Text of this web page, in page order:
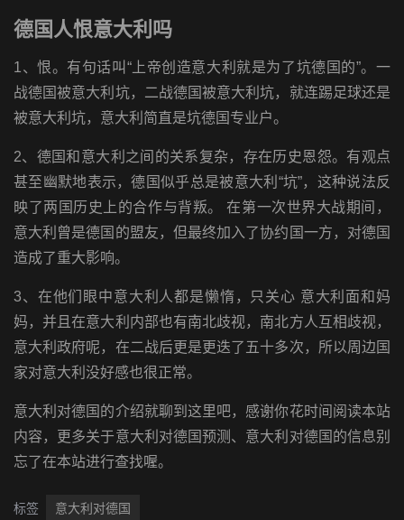
德国人恨意大利吗
1、恨。有句话叫“上帝创造意大利就是为了坑德国的”。一
战德国被意大利坑，二战德国被意大利坑，就连踢足球还是
被意大利坑，意大利简直是坑德国专业户。
2、德国和意大利之间的关系复杂，存在历史恩怨。有观点
甚至幽默地表示，德国似乎总是被意大利“坑”，这种说法反
映了两国历史上的合作与背叛。 在第一次世界大战期间，
意大利曾是德国的盟友，但最终加入了协约国一方，对德国
造成了重大影响。
3、在他们眼中意大利人都是懒惰，只关心 意大利面和妈
妈，并且在意大利内部也有南北歧视，南北方人互相歧视，
意大利政府呢，在二战后更是更迭了五十多次，所以周边国
家对意大利没好感也很正常。
意大利对德国的介绍就聊到这里吧，感谢你花时间阅读本站
内容，更多关于意大利对德国预测、意大利对德国的信息别
忘了在本站进行查找喔。
标签 意大利对德国